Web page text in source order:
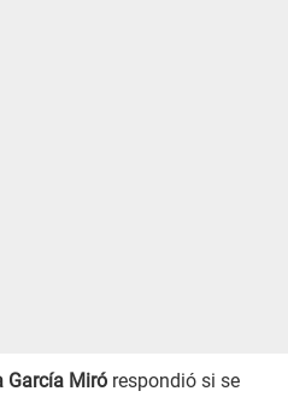
García Miró respondió si se